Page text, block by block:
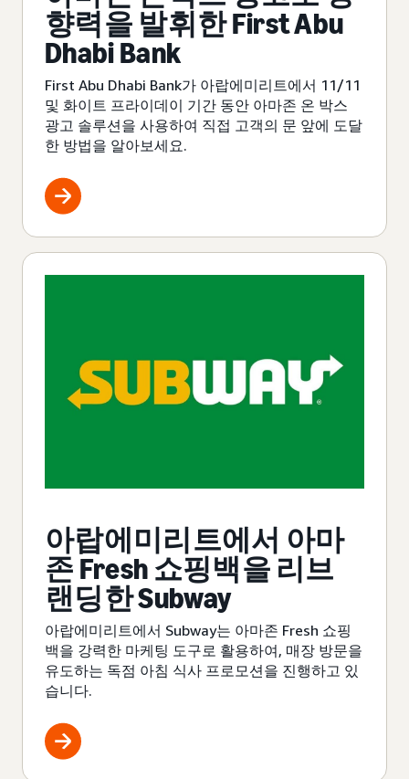
향력을 발휘한 First Abu
Dhabi Bank
First Abu Dhabi Bank가 아랍에미리트에서 11/11
및 화이트 프라이데이 기간 동안 아마존 온 박스
광고 솔루션을 사용하여 직접 고객의 문 앞에 도달
한 방법을 알아보세요.
아랍에미리트에서 아마
존 Fresh 쇼핑백을 리브
랜딩한 Subway
아랍에미리트에서 Subway는 아마존 Fresh 쇼핑
백을 강력한 마케팅 도구로 활용하여, 매장 방문을
유도하는 독점 아침 식사 프로모션을 진행하고 있
습니다.